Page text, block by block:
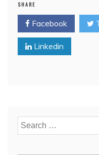
SHARE
Facebook
Linkedin
Search
for: